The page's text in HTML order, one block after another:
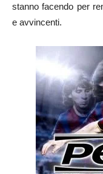
stanno facendo per
e avvincenti.